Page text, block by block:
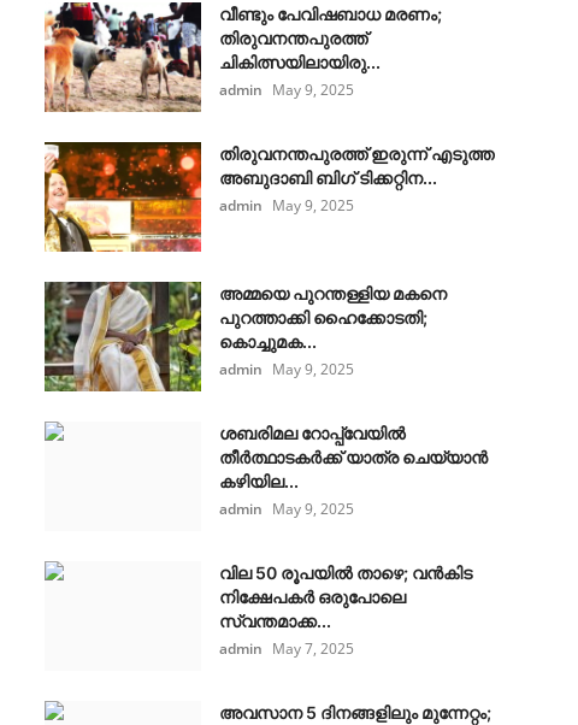
വീണ്ടും പേവിഷബാധ മരണം;
തിരുവനന്തപുരത്ത്
ചികിത്സയിലായിരു...
admin May 9, 2025
തിരുവനന്തപുരത്ത് ഇരുന്ന് എടുത്ത
അബുദാബി ബിഗ് ടിക്കറ്റിന...
admin May 9, 2025
അമ്മയെ പുറന്തള്ളിയ മകനെ
പുറത്താക്കി ഹൈക്കോടതി;
കൊച്ചുമക...
admin May 9, 2025
ശബരിമല റോപ്പ്‌വേയിൽ
തീർത്ഥാടകർക്ക് യാത്ര ചെയ്യാൻ
കഴിയില...
admin May 9, 2025
വില 50 രൂപയിൽ താഴെ; വൻകിട
നിക്ഷേപകർ ഒരുപോലെ
സ്വന്തമാക്ക...
admin May 7, 2025
അവസാന 5 ദിനങ്ങളിലും മുന്നേറ്റം;